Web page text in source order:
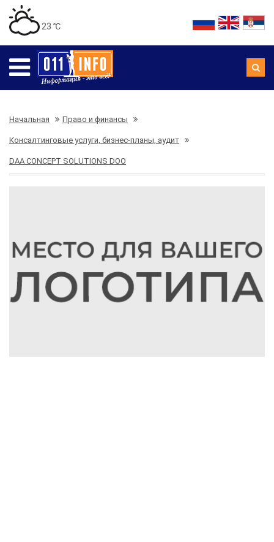
23 ℃
Начальная Право и финансы
Консалтинговые услуги, бизнес-планы, аудит
DAA CONCEPT SOLUTIONS DOO